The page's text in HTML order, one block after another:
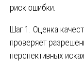
риск ошибки.
Шаг 1. Оценка
проверяет
перспективных